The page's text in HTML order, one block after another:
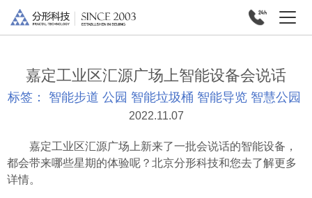
嘉定工业区汇源广场上智能设备会说话
标签： 智能步道 公园 智能垃圾桶 智能导览 智慧公园
2022.11.07
嘉定工业区汇源广场上新来了一批会说话的智能设备，
都会带来哪些星期的体验呢？北京分形科技和您去了解更多
详情。